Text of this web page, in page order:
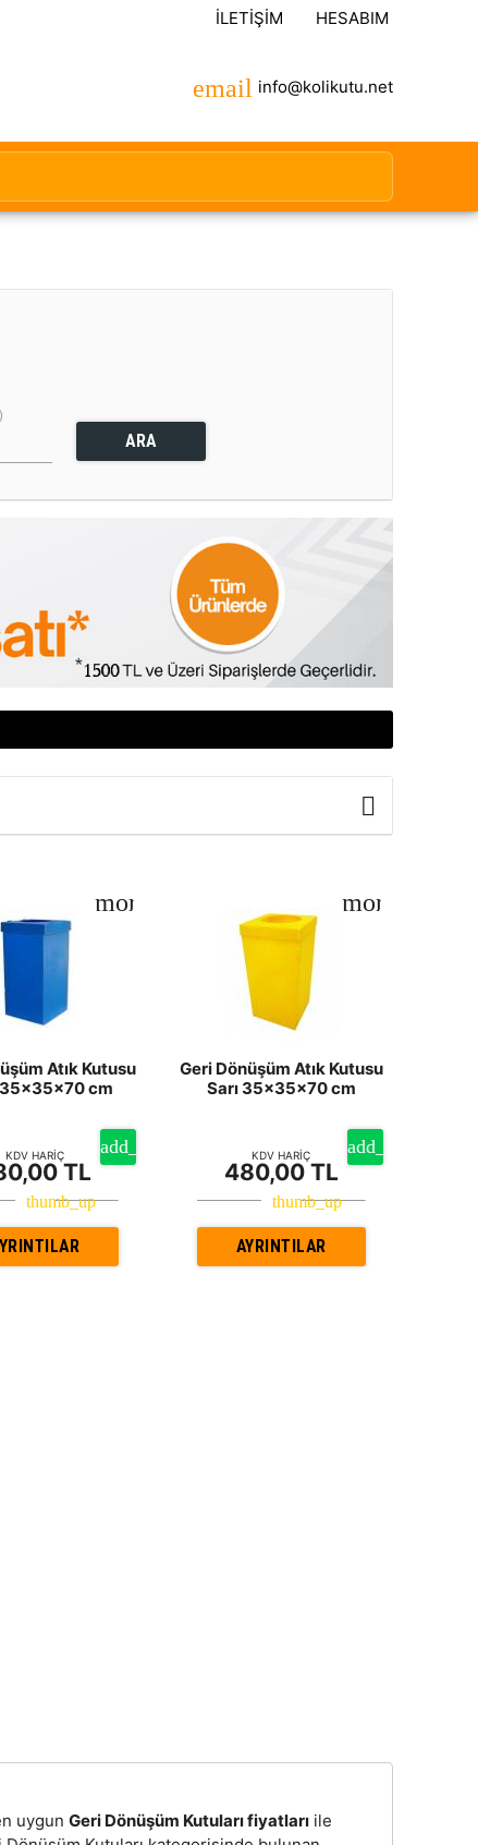
İLETIŞIM HESABIM
info@kolikutu.net
ARA
Atık Kutusu
cm
KDV HARİÇ
TL
Geri Dönüşüm Atık Kutusu
Sarı 35x35x70 cm
KDV HARİÇ
480,00 TL
AYRINTILAR
uygun Geri Dönüşüm Kutuları fiyatlarıile